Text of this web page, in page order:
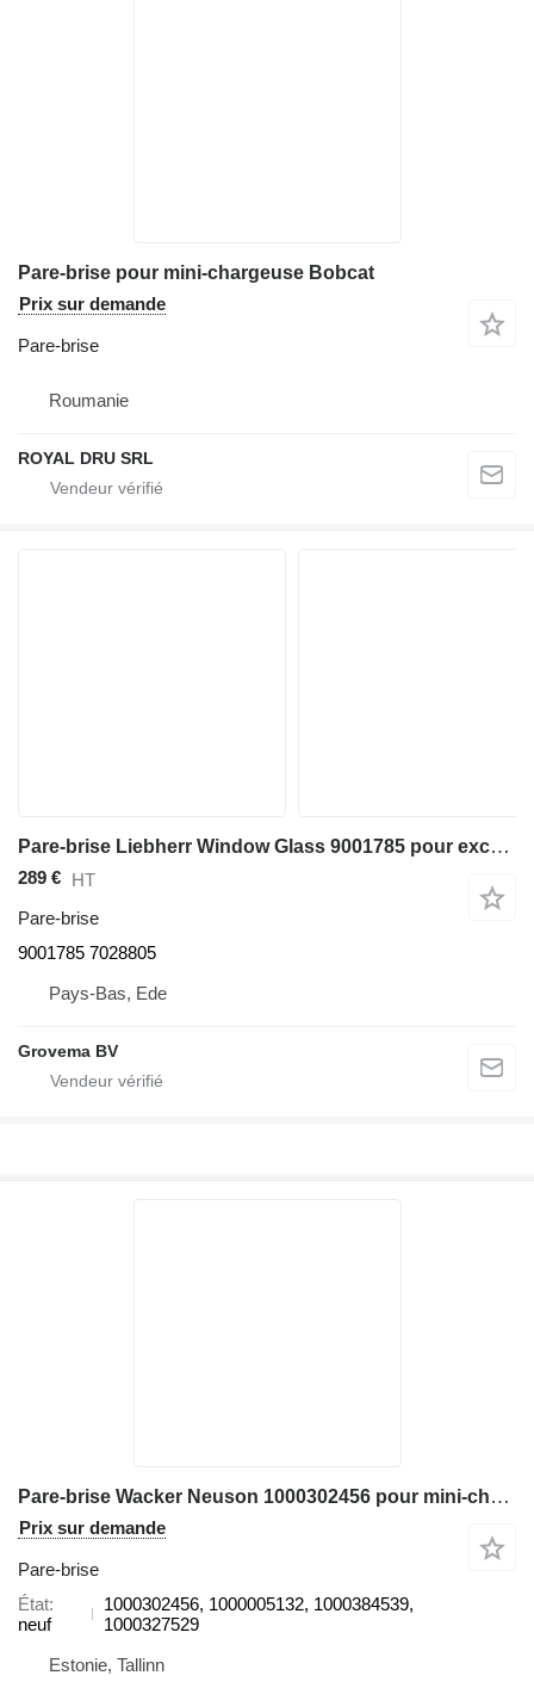
Pare-brise pour mini-chargeuse Bobcat
Prix sur demande
Pare-brise
Roumanie
ROYAL DRU SRL
Pare-brise Liebherr Window Glass 9001785 pour excavateur Liebherr A309 Li/A311 Li /A312 Li /A314 Li/A316 Li /A900C Li /A904C Li/A914C li/A924C Li/A934C Li/A944C Li/A954C Li/R313 Li/R317 Li/R900C Li /R934
289 € HT
Pare-brise
9001785 7028805
Pays-Bas, Ede
Grovema BV
Pare-brise Wacker Neuson 1000302456 pour mini-chargeuse Wacker Neuson DW60, DW90
Prix sur demande
Pare-brise
État
neuf
1000302456, 1000005132, 1000384539,
1000327529
Estonie, Tallinn